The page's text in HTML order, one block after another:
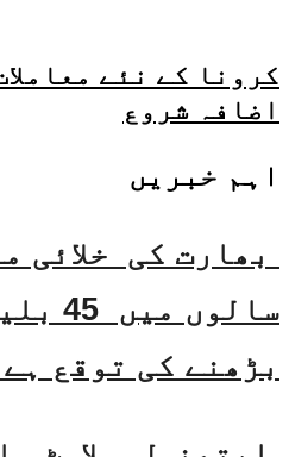
کرونا کے نئے
اضافہ شروع
اہم خبریں
بڑھنے کی توقع